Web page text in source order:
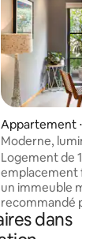
sur la
Appartement ⋅
Moderne,
Condesa avec
Logement de
emplacement
un immeuble
recommandé par
débit, eau filtrée.
littéralement à
dans